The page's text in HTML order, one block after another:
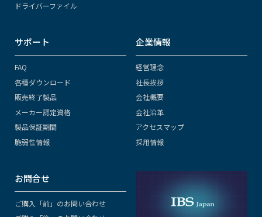
ドライバーファイル
サポート
FAQ
各種ダウンロード
販売終了製品
メーカー認定資格
製品保証期間
脆弱性情報
企業情報
経営理念
社長挨拶
会社概要
会社沿革
アクセスマップ
採用情報
お問合せ
ご購入「前」のお問い合わせ